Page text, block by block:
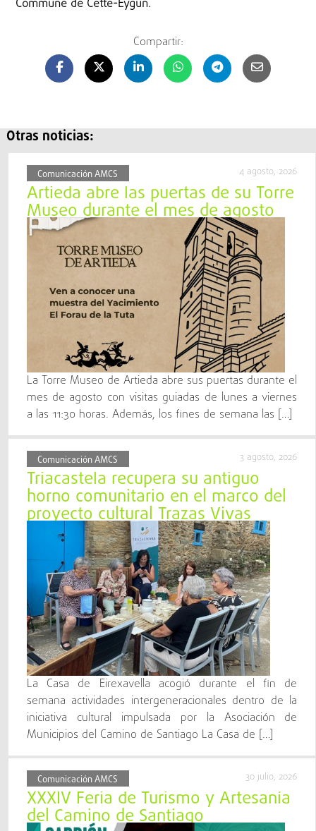
Commune de Cette-Eygun.
Compartir:
Otras noticias:
Comunicación AMCS 4 agosto, 2026
Artieda abre las puertas de su Torre
Museo durante el mes de agosto
La Torre Museo de Artieda abre sus puertas durante el
mes de agosto con visitas guiadas de lunes a viernes
a las 11:30 horas. Además, los fines de semana las […]
Comunicación AMCS 3 agosto, 2026
Triacastela recupera su antiguo
horno comunitario en el marco del
proyecto cultural Trazas Vivas
La Casa de Eirexavella acogió durante el fin de
semana actividades intergeneracionales dentro de la
iniciativa cultural impulsada por la Asociación de
Municipios del Camino de Santiago La Casa de […]
Comunicación AMCS 30 julio, 2026
XXXIV Feria de Turismo y Artesanía
del Camino de Santiago